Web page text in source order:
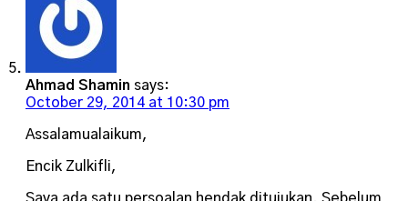
Ahmad Shamin says:
October 29, 2014 at 10:30 pm
Assalamualaikum,
Encik Zulkifli,